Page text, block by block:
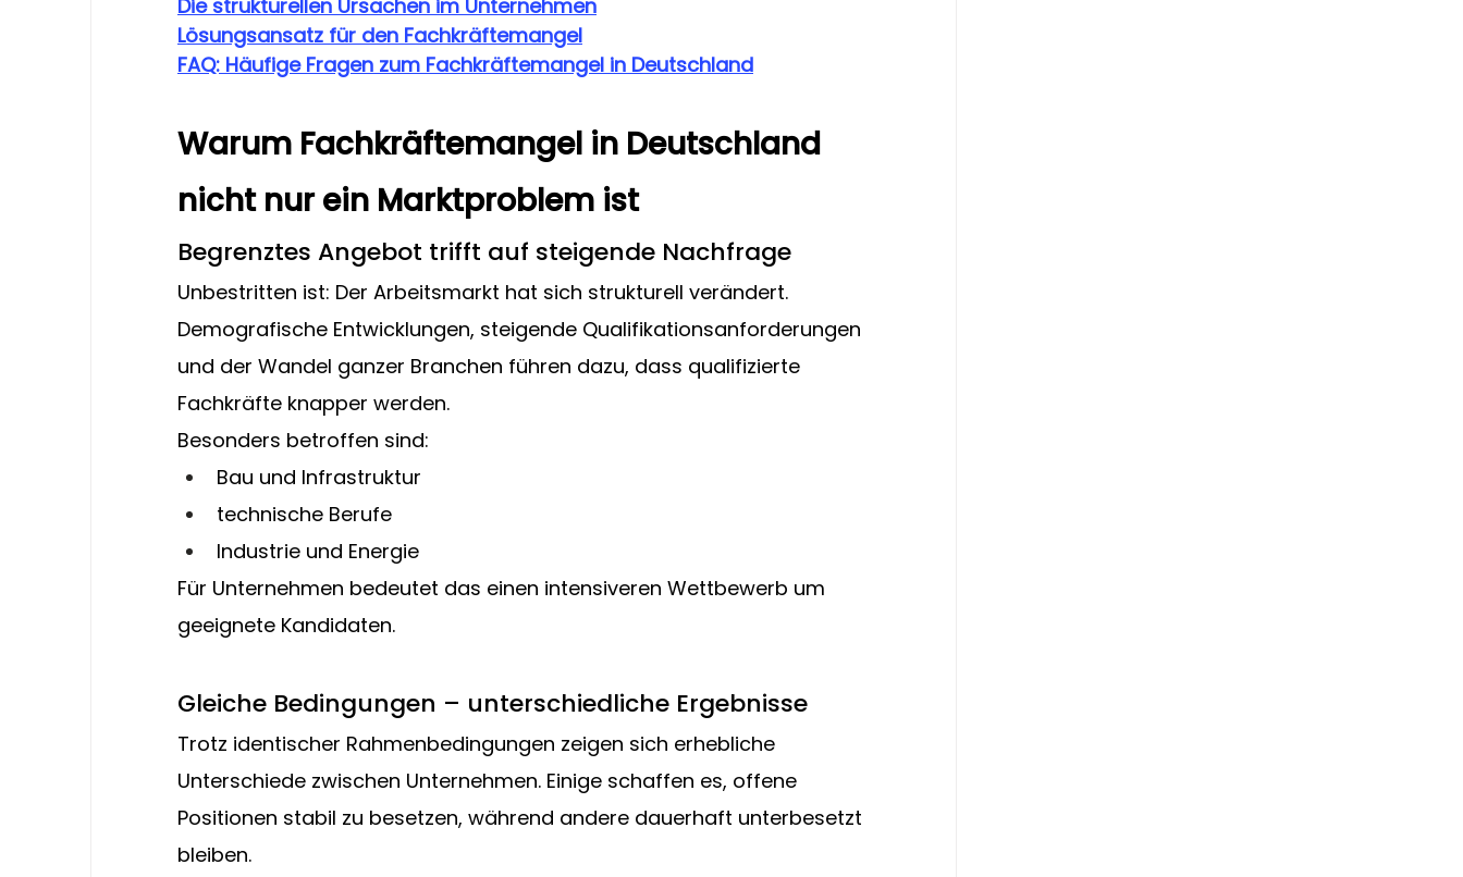
Die strukturellen Ursachen im Unternehmen
Lösungsansatz für den Fachkräftemangel
FAQ: Häufige Fragen zum Fachkräftemangel in Deutschland
Warum Fachkräftemangel in Deutschland
nicht nur ein Marktproblem ist
Begrenztes Angebot trifft auf steigende Nachfrage
Unbestritten ist: Der Arbeitsmarkt hat sich strukturell verändert.
Demografische Entwicklungen, steigende Qualifikationsanforderungen
und der Wandel ganzer Branchen führen dazu, dass qualifizierte
Fachkräfte knapper werden.
Besonders betroffen sind:
Bau und Infrastruktur
technische Berufe
Industrie und Energie
Für Unternehmen bedeutet das einen intensiveren Wettbewerb um
geeignete Kandidaten.
Gleiche Bedingungen – unterschiedliche Ergebnisse
Trotz identischer Rahmenbedingungen zeigen sich erhebliche
Unterschiede zwischen Unternehmen. Einige schaffen es, offene
Positionen stabil zu besetzen, während andere dauerhaft unterbesetzt
bleiben.